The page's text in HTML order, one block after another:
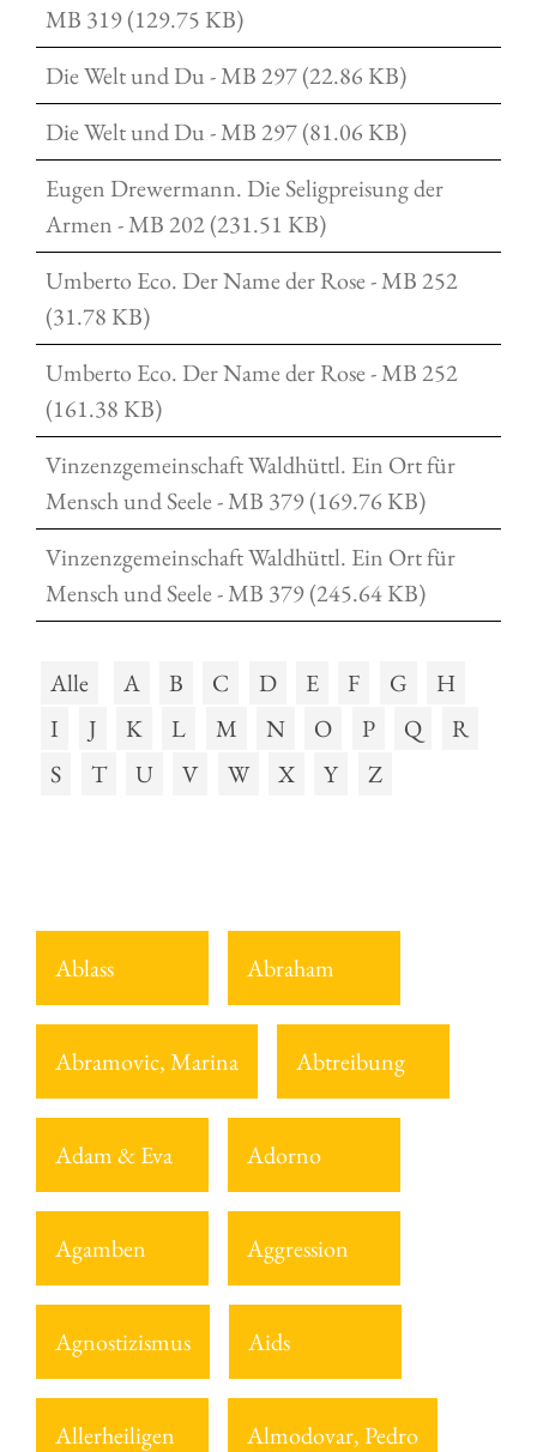
MB 319 (129.75 KB)
Die Welt und Du - MB 297 (22.86 KB)
Die Welt und Du - MB 297 (81.06 KB)
Eugen Drewermann. Die Seligpreisung der
Armen - MB 202 (231.51 KB)
Umberto Eco. Der Name der Rose - MB 252
(31.78 KB)
Umberto Eco. Der Name der Rose - MB 252
(161.38 KB)
Vinzenzgemeinschaft Waldhüttl. Ein Ort für
Mensch und Seele - MB 379 (169.76 KB)
Vinzenzgemeinschaft Waldhüttl. Ein Ort für
Mensch und Seele - MB 379 (245.64 KB)
Alle A B C D E F G
H
I
J K L M N O P Q
R
S
T U V W X Y Z
Ablass Abraham
Abramovic, Marina Abtreibung
Adam & Eva Adorno
Agamben Aggression
Agnostizismus Aids
Allerheiligen Almodovar, Pedro